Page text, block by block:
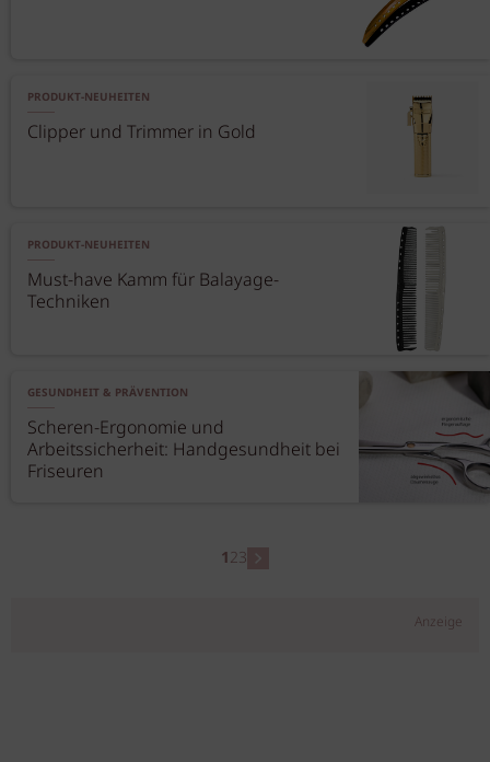
PRODUKT-NEUHEITEN
Clipper und Trimmer in Gold
PRODUKT-NEUHEITEN
Must-have Kamm für Balayage-
Techniken
GESUNDHEIT & PRÄVENTION
Scheren-Ergonomie und
Arbeitssicherheit: Handgesundheit bei
Friseuren
123
Anzeige